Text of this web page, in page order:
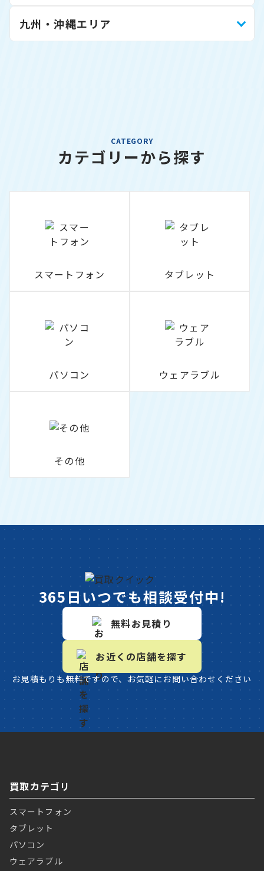
九州・沖縄エリア
CATEGORY
カテゴリーから探す
スマートフォン タブレット
パソコン ウェアラブル
その他
365日いつでも相談受付中!
無料お見積り
お近くの店舗を探す
お見積もりも無料ですので、お気軽にお問い合わせください
買取カテゴリ
スマートフォン
タブレット
パソコン
ウェアラブル